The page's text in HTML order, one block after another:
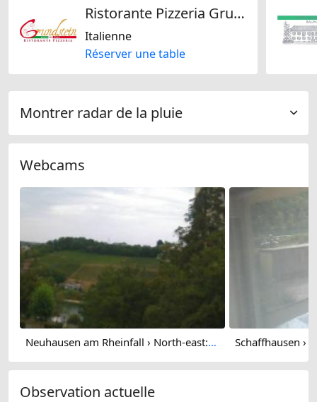
Ristorante Pizzeria Grundstein
Italienne
Réserver une table
Montrer radar de la pluie
Webcams
Neuhausen am Rheinfall › North-east: Schaffhausen, Schweiz: Nordost (Flurlingen/ Schaffhausen)
Observation actuelle